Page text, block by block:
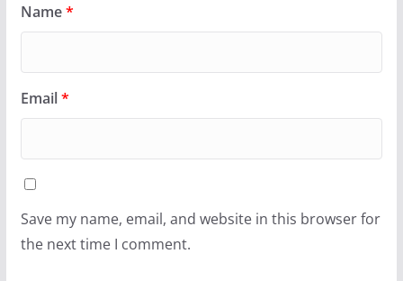
Name*
Email*
Save my name, email, and website in this browser for
the next time I comment.